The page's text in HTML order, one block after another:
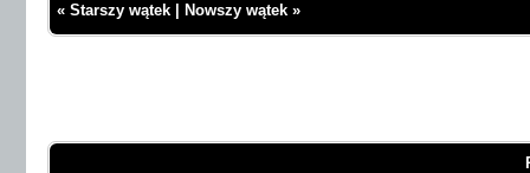
« Starszy wątek Nowszy wątek »